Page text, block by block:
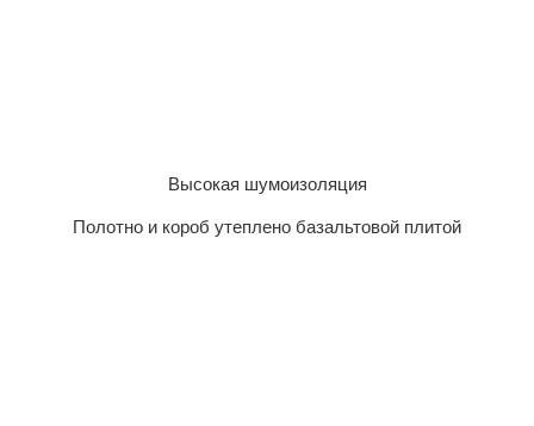
Высокая шумоизоляция
Полотно и короб утеплено базальтовой плитой